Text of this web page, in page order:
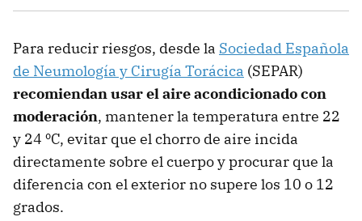
Para reducir riesgos, desde la Sociedad Española
de Neumología y Cirugía Torácica (SEPAR)
recomiendan usar el aire acondicionado con
moderación, mantener la temperatura entre 22
y 24 ºC, evitar que el chorro de aire incida
directamente sobre el cuerpo y procurar que la
diferencia con el exterior no supere los 10 o 12
grados.